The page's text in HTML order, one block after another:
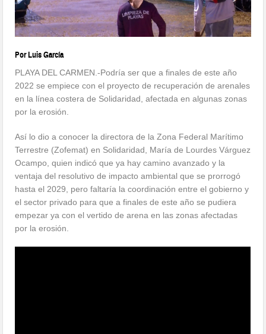
Por Luis García
PLAYA DEL CARMEN.-Podría ser que a finales de este año
2022 se empiece con el proyecto de recuperación de arenales
en la línea costera de Solidaridad, afectada en algunas zonas
por la erosión.
Así lo dio a conocer la directora de la Zona Federal Marítimo
Terrestre (Zofemat) en Solidaridad, María de Lourdes Várguez
Ocampo, quien indicó que ya hay camino avanzado y la
ventaja del resolutivo de impacto ambiental que se prorrogó
hasta el 2029, pero faltaría la coordinación entre el gobierno y
el sector privado para que a finales de este año se pudiera
empezar ya con el vertido de arena en las zonas afectadas
por la erosión.